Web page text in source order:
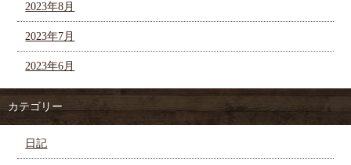
2023年8月
2023年7月
2023年6月
カテゴリー
日記